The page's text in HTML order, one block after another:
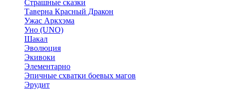
Страшные сказки
Таверна Красный Дракон
Ужас Аркхэма
Уно (UNO)
Шакал
Эволюция
Экивоки
Элементарно
Эпичные схватки боевых магов
Эрудит